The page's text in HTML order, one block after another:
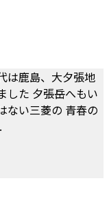
は鹿島、大夕張地
した 夕張岳へもい
ない三菱の 青春の